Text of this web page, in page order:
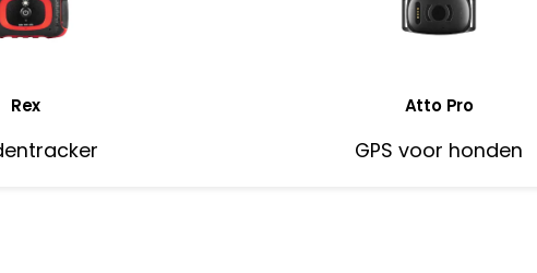
Rex Atto Pro
GPS voor honden